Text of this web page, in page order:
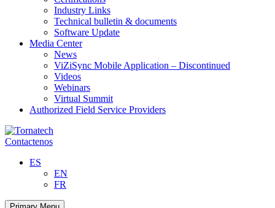
Industry Links
Technical bulletin & documents
Software Update
Media Center
News
ViZiSync Mobile Application – Discontinued
Videos
Webinars
Virtual Summit
Authorized Field Service Providers
Skip
to
Contactenos
ES
EN
FR